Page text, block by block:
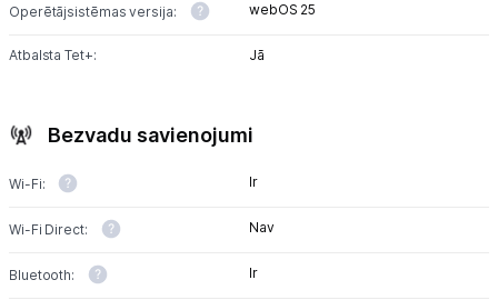
Operētājsistēmas versija: webOS 25
Atbalsta Tet+: Jā
Bezvadu savienojumi
Wi-Fi: Ir
Wi-Fi Direct: Nav
Bluetooth: Ir